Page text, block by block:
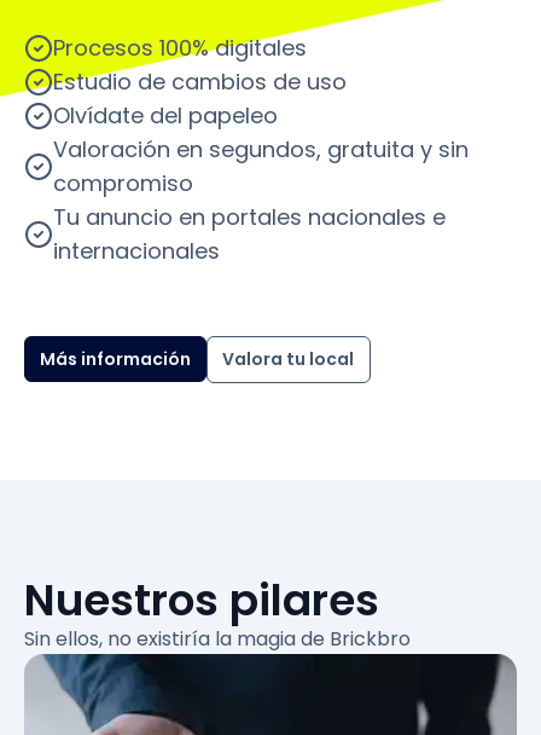
Procesos 100% digitales
Estudio de cambios de uso
Olvídate del papeleo
Valoración en segundos, gratuita y sin
compromiso
Tu anuncio en portales nacionales e
internacionales
Más información Valora tu local
Nuestros pilares
Sin ellos, no existiría la magia de Brickbro